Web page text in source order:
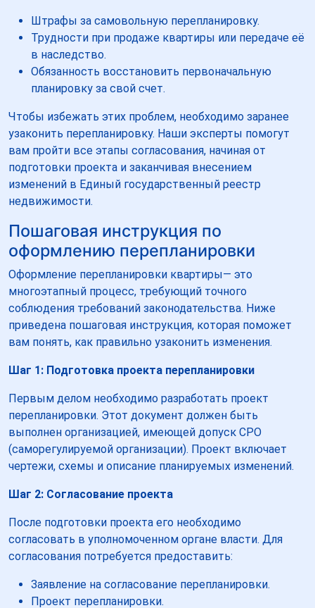
Штрафы за самовольную перепланировку.
Трудности при продаже квартиры или передаче её
в наследство.
Обязанность восстановить первоначальную
планировку за свой счет.
Чтобы избежать этих проблем, необходимо заранее
узаконить перепланировку. Наши эксперты помогут
вам пройти все этапы согласования, начиная от
подготовки проекта и заканчивая внесением
изменений в Единый государственный реестр
недвижимости.
Пошаговая инструкция по
оформлению перепланировки
Оформление перепланировки квартиры— это
многоэтапный процесс, требующий точного
соблюдения требований законодательства. Ниже
приведена пошаговая инструкция, которая поможет
вам понять, как правильно узаконить изменения.
Шаг 1: Подготовка проекта перепланировки
Первым делом необходимо разработать проект
перепланировки. Этот документ должен быть
выполнен организацией, имеющей допуск СРО
(саморегулируемой организации). Проект включает
чертежи, схемы и описание планируемых изменений.
Шаг 2: Согласование проекта
После подготовки проекта его необходимо
согласовать в уполномоченном органе власти. Для
согласования потребуется предоставить:
Заявление на согласование перепланировки.
Проект перепланировки.